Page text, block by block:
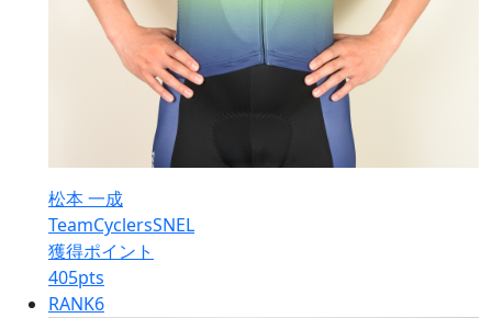
松本 一成
TeamCyclersSNEL
獲得ポイント
405pts
RANK6